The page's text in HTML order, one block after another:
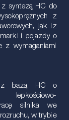
z syntezą HC do
z
jak iz
i pojazdy o
z wymaganiami
z bazą HC o
lepkościowo-
silnika we
w trybie